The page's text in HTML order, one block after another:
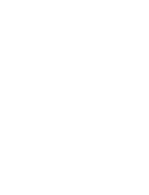
87% Polyester Recyclé, 13%